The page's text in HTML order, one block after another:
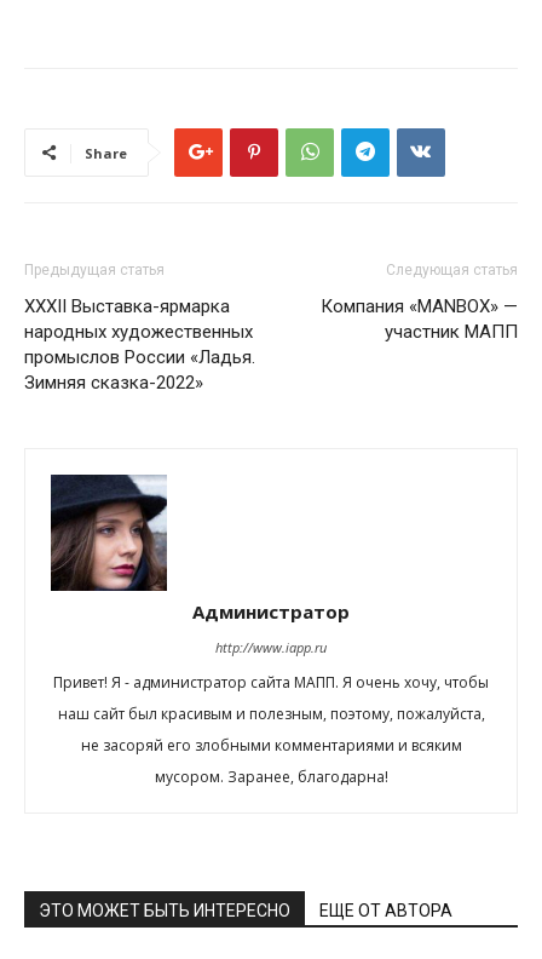
Share
Предыдущая статья
XXХII Выставка-ярмарка
народных художественных
промыслов России «Ладья.
Зимняя сказка-2022»
Следующая статья
Компания «MANBOX» —
участник МАПП
Администратор
http://www.iapp.ru
Привет! Я - администратор сайта МАПП. Я очень хочу, чтобы
наш сайт был красивым и полезным, поэтому, пожалуйста,
не засоряй его злобными комментариями и всяким
мусором. Заранее, благодарна!
ЭТО МОЖЕТ БЫТЬ ИНТЕРЕСНО ЕЩЕ ОТ АВТОРА